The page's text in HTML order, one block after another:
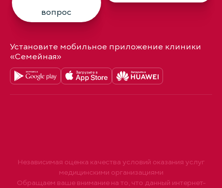
вопрос
Установите мобильное приложение клиники
«Семейная»
Независимая оценка качества условий оказания услуг
медицинскими организациями
Обращаем ваше внимание на то, что данный интернет-